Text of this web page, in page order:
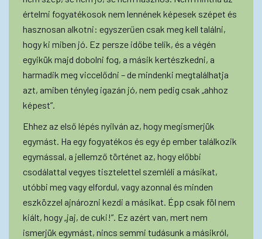
értelmi fogyatékosok nem lennének képesek szépet és
hasznosan alkotni: egyszerűen csak meg kell találni,
hogy ki miben jó. Ez persze időbe telik, és a végén
egyikük majd dobolni fog, a másik kertészkedni, a
harmadik meg viccelődni – de mindenki megtalálhatja
azt, amiben tényleg igazán jó, nem pedig csak „ahhoz
képest”.
Ehhez az első lépés nyilván az, hogy megismerjük
egymást. Ha egy fogyatékos és egy ép ember találkozik
egymással, a jellemző történet az, hogy előbbi
csodálattal vegyes tisztelettel szemléli a másikat,
utóbbi meg vagy elfordul, vagy azonnal és minden
eszközzel ajnározni kezdi a másikat. Épp csak föl nem
kiált, hogy „jaj, de cuki!”. Ez azért van, mert nem
ismerjük egymást, nincs semmi tudásunk a másikról,